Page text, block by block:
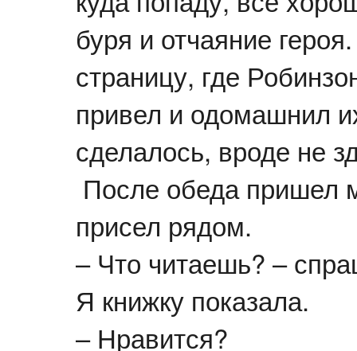
буря и отчаяние
страницу, где
привел и одомашнил
сделалось, вроде не
После обеда пришел
присел рядом.
– Что читаешь? –
Я книжку показала.
– Нравится?